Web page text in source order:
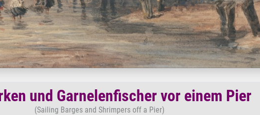
und Garnelenfischer vor einem Pier
(Sailing Barges and Shrimpers off a Pier)